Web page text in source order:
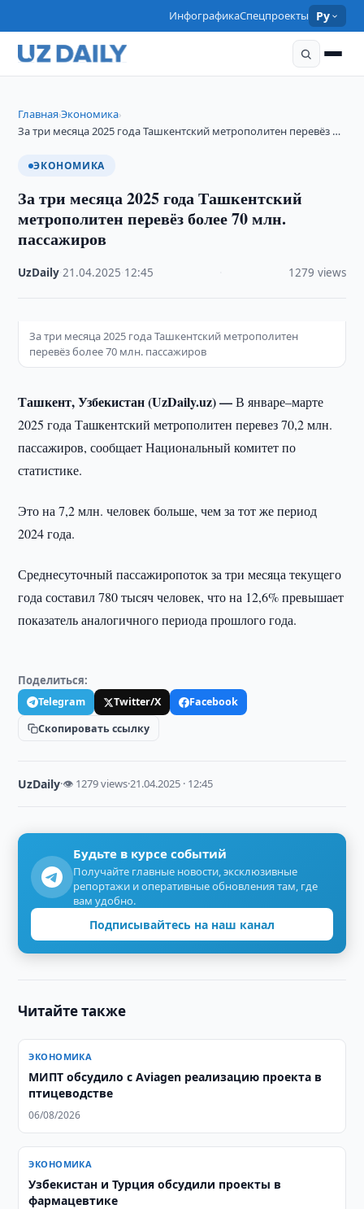
ИнфографикаСпецпроекты Ру
Главная›Экономика›
За три месяца 2025 года Ташкентский метрополитен перевёз …
ЭКОНОМИКА
За три месяца 2025 года Ташкентский
метрополитен перевёз более 70 млн.
пассажиров
UzDaily ·21.04.2025 12:45 1279 views
За три месяца 2025 года Ташкентский метрополитен
перевёз более 70 млн. пассажиров
Ташкент, Узбекистан (UzDaily.uz) —В январе–марте
2025 года Ташкентский метрополитен перевез 70,2 млн.
пассажиров, сообщает Национальный комитет по
статистике.
Это на 7,2 млн. человек больше, чем за тот же период
2024 года.
Среднесуточный пассажиропоток за три месяца текущего
года составил 780 тысяч человек, что на 12,6% превышает
показатель аналогичного периода прошлого года.
Поделиться:
Telegram Twitter/X
Facebook
Скопировать ссылку
UzDaily·👁 1279 views·21.04.2025 · 12:45
Будьте в курсе событий
Получайте главные новости, эксклюзивные
репортажи и оперативные обновления там, где
вам удобно.
Подписывайтесь на наш канал
Читайте также
ЭКОНОМИКА
МИПТ обсудило с Aviagen реализацию проекта в
птицеводстве
06/08/2026
ЭКОНОМИКА
Узбекистан и Турция обсудили проекты в
фармацевтике